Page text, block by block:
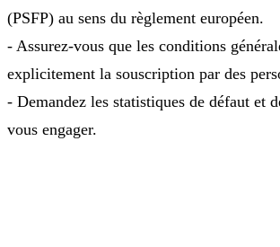
(PSFP) au sens du règlement européen.
- Assurez-vous que les conditions
explicitement la souscription par des
- Demandez les statistiques de défaut et
vous engager.